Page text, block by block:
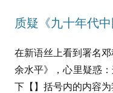
质疑《九十年代
在新语丝上看到署名
余水平》，心里疑惑
下【】括号内的内容为